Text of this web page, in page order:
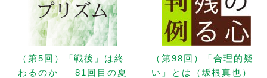
（第5回）「戦後」は終
わるのか — 81回目の夏
（第98回）「合理的疑
い」とは（坂根真也）